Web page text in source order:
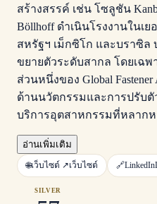
สร้างสรรค์ เช่น โซลูชัน
Böllhoff ดำเนินโรงงานในเย
สหรัฐฯ เม็กซิโก และบราซิล
ขยายตัวระดับสากล โดยเฉ
ส่วนหนึ่งของ Global
ด้านนวัตกรรมและการปรับ
บริการอุตสาหกรรมที่หลากห
อ่านเพิ่มเติม
🌐เว็บไซต์ ↗เว็บไซต์ 🔗LinkedIn
SILVER